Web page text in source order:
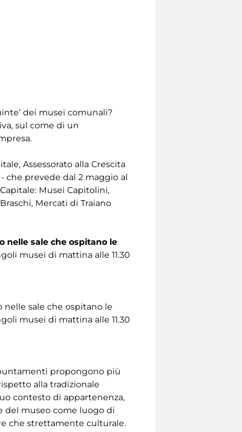
dei musei comunali?
sul come di un
Assessorato alla Crescita
che prevede dal 2 maggio al
Musei Capitolini,
Mercati di Traiano
nelle sale che ospitano le
musei di mattina alle 11.30
sale che ospitano le
musei di mattina alle 11.30
propongono più
alla tradizionale
contesto di appartenenza,
del museo come luogo di
che strettamente culturale.